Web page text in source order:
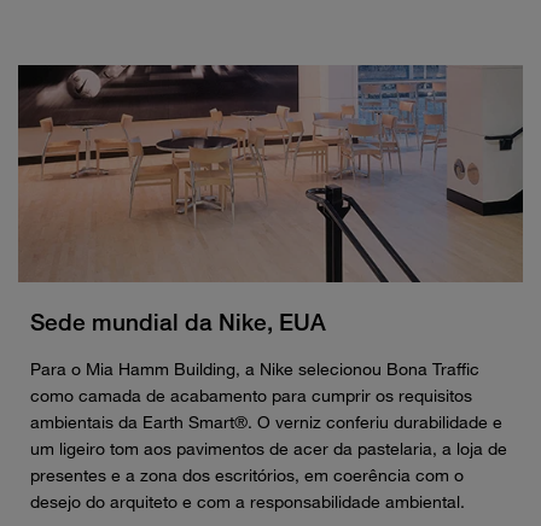
Sede mundial da Nike, EUA
Para o Mia Hamm Building, a Nike selecionou Bona Traffic
como camada de acabamento para cumprir os requisitos
ambientais da Earth Smart®. O verniz conferiu durabilidade e
um ligeiro tom aos pavimentos de acer da pastelaria, a loja de
presentes e a zona dos escritórios, em coerência com o
desejo do arquiteto e com a responsabilidade ambiental.